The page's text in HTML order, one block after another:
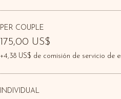
PER COUPLE
175,00 US$
+4,38 US$ de comisión de servicio de
INDIVIDUAL